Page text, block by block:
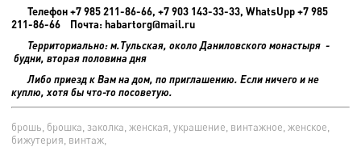
Телефон +7 985 211-86-66, +7 903 143-33-33, WhatsUpp +7 985
211-86-66 Почта: habartorg@mail.ru
Территориально: м.Тульская, около Даниловского монастыря -
будни, вторая половина дня
Либо приезд к Вам на дом, по приглашению. Если ничего и не
куплю, хотя бы что-то посоветую.
брошь, брошка, заколка, женская, украшение, винтажное, женское,
бижутерия, винтаж,